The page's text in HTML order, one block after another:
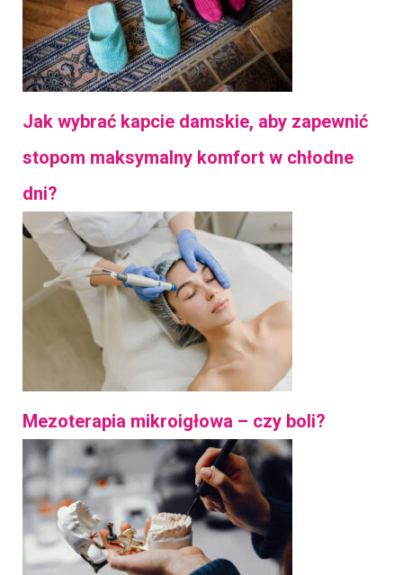
Jak wybrać kapcie damskie, aby zapewnić
stopom maksymalny komfort w chłodne
dni?
Mezoterapia mikroigłowa – czy boli?